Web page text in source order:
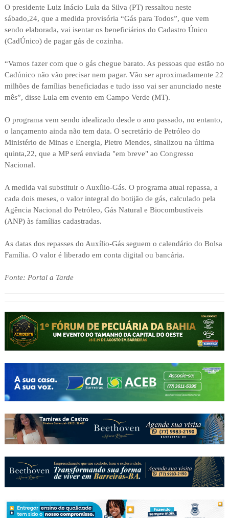
O presidente Luiz Inácio Lula da Silva (PT) ressaltou neste
sábado,24, que a medida provisória “Gás para Todos”, que vem
sendo elaborada, vai isentar os beneficiários do Cadastro Único
(CadÚnico) de pagar gás de cozinha.
“Vamos fazer com que o gás chegue barato. As pessoas que estão no
Cadúnico não vão precisar nem pagar. Vão ser aproximadamente 22
milhões de famílias beneficiadas e tudo isso vai ser anunciado neste
mês”, disse Lula em evento em Campo Verde (MT).
O programa vem sendo idealizado desde o ano passado, no entanto,
o lançamento ainda não tem data. O secretário de Petróleo do
Ministério de Minas e Energia, Pietro Mendes, sinalizou na última
quinta,22, que a MP será enviada "em breve" ao Congresso
Nacional.
A medida vai substituir o Auxílio-Gás. O programa atual repassa, a
cada dois meses, o valor integral do botijão de gás, calculado pela
Agência Nacional do Petróleo, Gás Natural e Biocombustíveis
(ANP) às famílias cadastradas.
As datas dos repasses do Auxílio-Gás seguem o calendário do Bolsa
Família. O valor é liberado em conta digital ou bancária.
Fonte: Portal a Tarde